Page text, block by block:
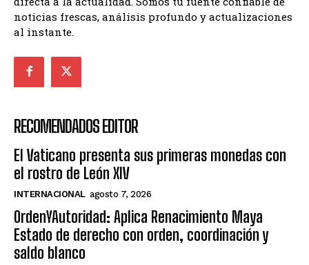
noticias frescas, análisis profundo y actualizaciones
al instante.
RECOMENDADOS EDITOR
El Vaticano presenta sus primeras monedas con
el rostro de León XIV
INTERNACIONAL agosto 7, 2026
OrdenYAutoridad: Aplica Renacimiento Maya
Estado de derecho con orden, coordinación y
saldo blanco